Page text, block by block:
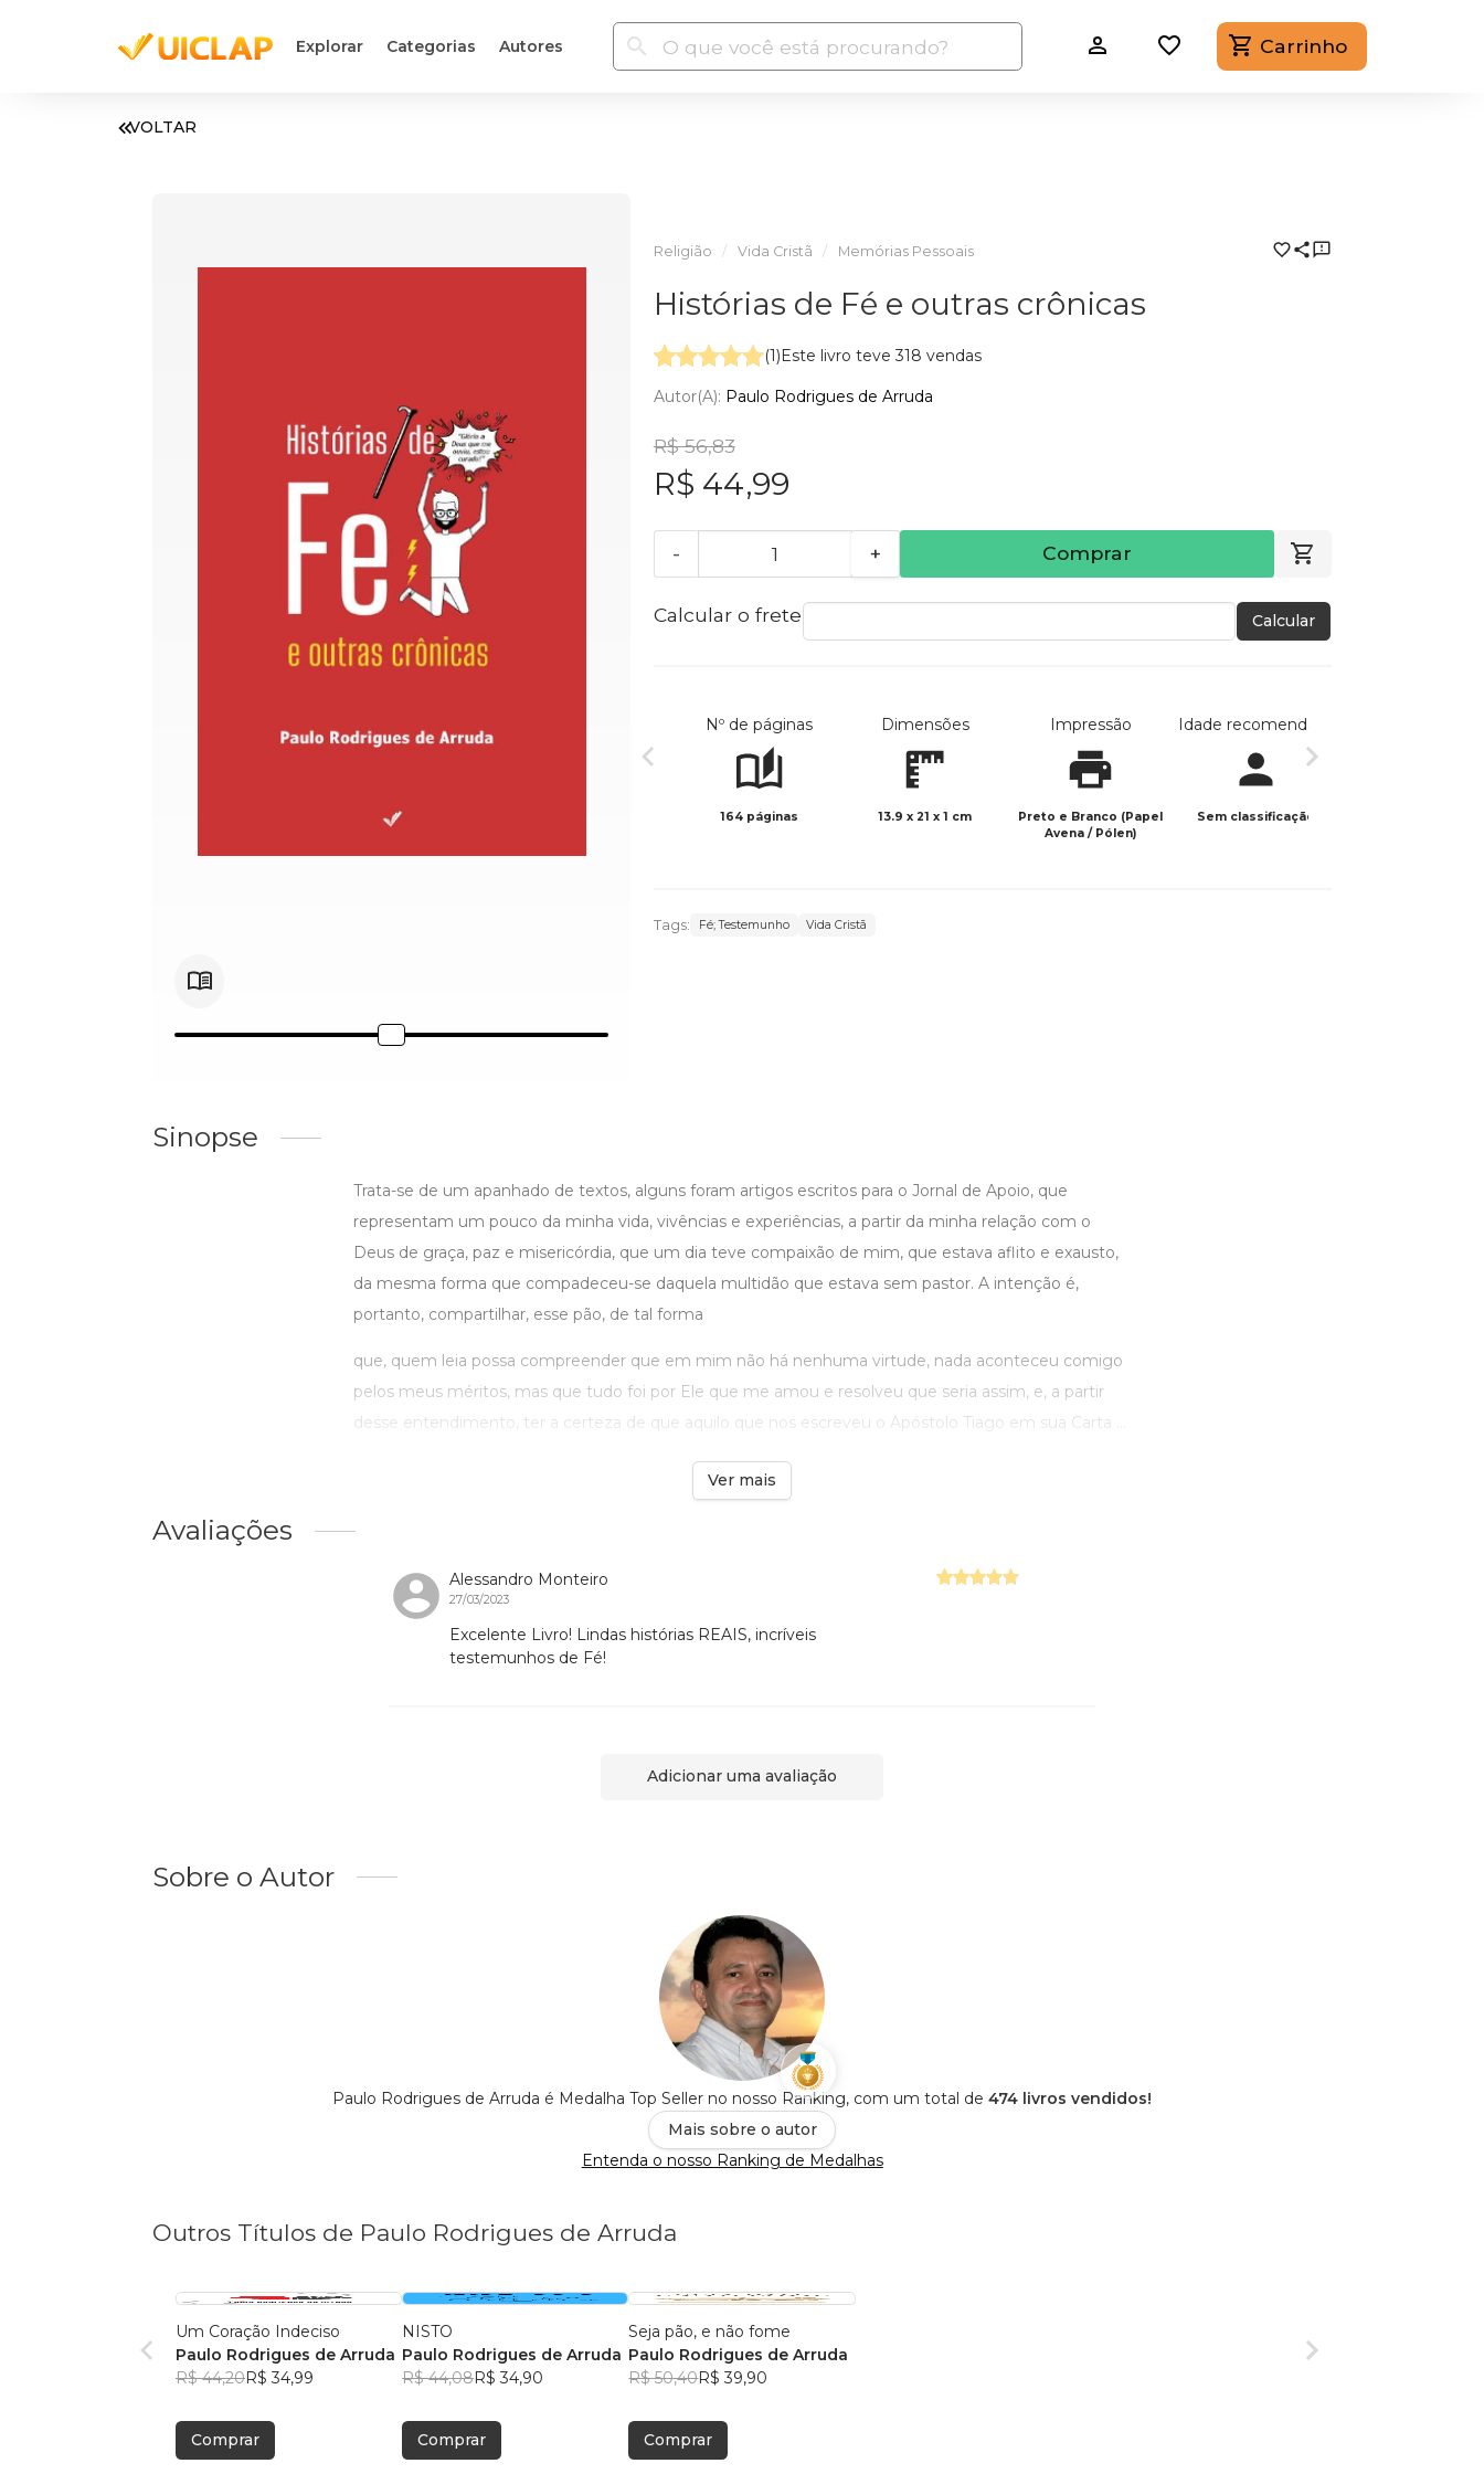
Explorar Categorias Autores Carrinho
VOLTAR
Religião Vida Cristã Memórias Pessoais
Histórias de Fé e outras crônicas
(1)Este livro teve 318 vendas
Autor(a): Paulo Rodrigues de Arruda
R$ 56,83
R$ 44,99
- + Comprar
Calcular o frete Calcular
Nº de páginas
164 páginas
Dimensões
13.9 x 21 x 1 cm
Impressão
Preto e Branco (Papel
Avena / Pólen)
Idade recomendada
Sem classificação
Tags: Fé; Testemunho Vida Cristã
Sinopse
Trata-se de um apanhado de textos, alguns foram artigos escritos para o Jornal de Apoio, que
representam um pouco da minha vida, vivências e experiências, a partir da minha relação com o
Deus de graça, paz e misericórdia, que um dia teve compaixão de mim, que estava aflito e exausto,
da mesma forma que compadeceu-se daquela multidão que estava sem pastor. A intenção é,
portanto, compartilhar, esse pão, de tal forma
que, quem leia possa compreender que em mim não há nenhuma virtude, nada aconteceu comigo
pelos meus méritos, mas que tudo foi por Ele que me amou e resolveu que seria assim, e, a partir
desse entendimento, ter a certeza de que aquilo que nos escreveu o Apóstolo Tiago em sua Carta ...
Ver mais
Avaliações
Alessandro Monteiro
27/03/2023
Excelente Livro! Lindas histórias REAIS, incríveis
testemunhos de Fé!
Adicionar uma avaliação
Sobre o Autor
Paulo Rodrigues de Arruda é Medalha Top Seller no nosso Ranking, com um total de 474 livros vendidos!
Mais sobre o autor
Entenda o nosso Ranking de Medalhas
Outros Títulos de Paulo Rodrigues de Arruda
Um Coração Indeciso
Paulo Rodrigues de Arruda
R$ 44,20R$ 34,99
Comprar
NISTO
Paulo Rodrigues de Arruda
R$ 44,08R$ 34,90
Comprar
Seja pão, e não fome
Paulo Rodrigues de Arruda
R$ 50,40R$ 39,90
Comprar